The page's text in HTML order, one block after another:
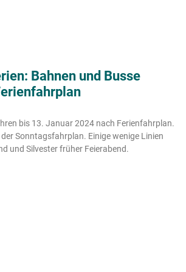
Bahnen und Busse
bis 13. Januar 2024 nach Ferienfahrplan.
Sonntagsfahrplan. Einige wenige Linien
und Silvester früher Feierabend.